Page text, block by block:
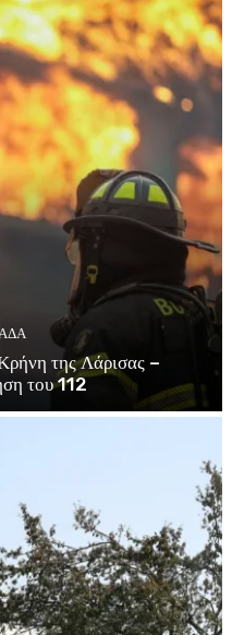
της Λάρισας –
του 112